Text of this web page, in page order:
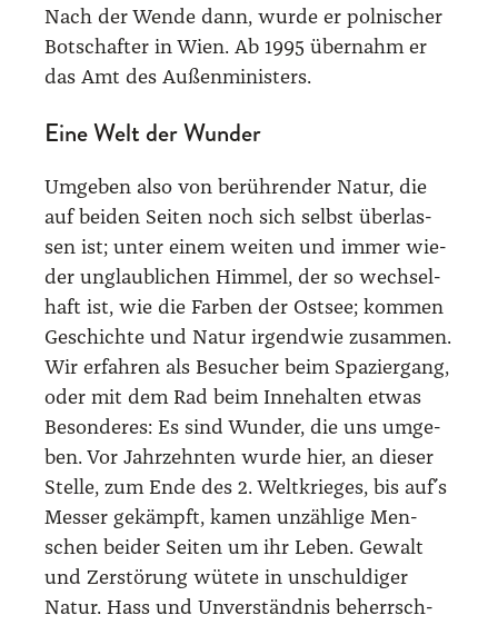
Nach der Wen­de dann, wur­de er pol­ni­scher
Bot­schaf­ter in Wien. Ab 1995 über­nahm er
das Amt des Außen­mi­nis­ters.
Eine Welt der Wunder
Umge­ben also von berüh­ren­der Natur, die
auf bei­den Sei­ten noch sich selbst über­las­
sen ist; unter einem wei­ten und immer wie­
der unglaub­li­chen Him­mel, der so wech­sel­
haft ist, wie die Far­ben der Ost­see; kom­men
Geschich­te und Natur irgend­wie zusam­men.
Wir erfah­ren als Besu­cher beim Spa­zier­gang,
oder mit dem Rad beim Inne­hal­ten etwas
Beson­de­res: Es sind Wun­der, die uns umge­
ben. Vor Jahr­zehn­ten wur­de hier, an die­ser
Stel­le, zum Ende des 2. Welt­krie­ges, bis auf´s
Mes­ser gekämpft, kamen unzäh­li­ge Men­
schen bei­der Sei­ten um ihr Leben. Gewalt
und Zer­stö­rung wüte­te in unschul­di­ger
Natur. Hass und Unver­ständ­nis beherrsch­